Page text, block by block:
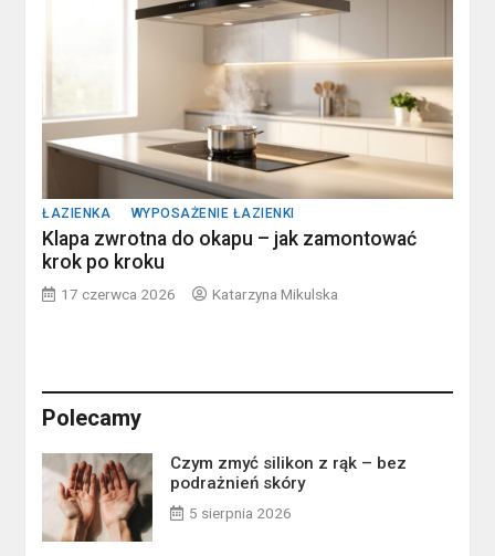
ŁAZIENKA WYPOSAŻENIE ŁAZIENKI
Klapa zwrotna do okapu – jak zamontować
krok po kroku
17 czerwca 2026 Katarzyna Mikulska
Polecamy
Czym zmyć silikon z rąk – bez
podrażnień skóry
5 sierpnia 2026